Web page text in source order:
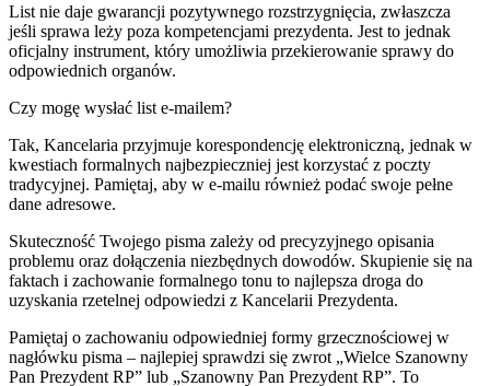
List nie daje gwarancji pozytywnego rozstrzygnięcia, zwłaszcza
jeśli sprawa leży poza kompetencjami prezydenta. Jest to jednak
oficjalny instrument, który umożliwia przekierowanie sprawy do
odpowiednich organów.
Czy mogę wysłać list e-mailem?
Tak, Kancelaria przyjmuje korespondencję elektroniczną, jednak w
kwestiach formalnych najbezpieczniej jest korzystać z poczty
tradycyjnej. Pamiętaj, aby w e-mailu również podać swoje pełne
dane adresowe.
Skuteczność Twojego pisma zależy od precyzyjnego opisania
problemu oraz dołączenia niezbędnych dowodów. Skupienie się na
faktach i zachowanie formalnego tonu to najlepsza droga do
uzyskania rzetelnej odpowiedzi z Kancelarii Prezydenta.
Pamiętaj o zachowaniu odpowiedniej formy grzecznościowej w
nagłówku pisma – najlepiej sprawdzi się zwrot „Wielce Szanowny
Pan Prezydent RP” lub „Szanowny Pan Prezydent RP”. To